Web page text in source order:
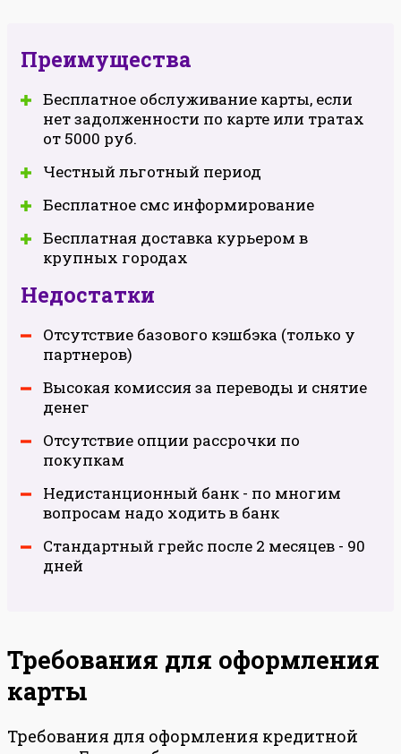
Преимущества
Бесплатное обслуживание карты, если
нет задолженности по карте или тратах
от 5000 руб.
Честный льготный период
Бесплатное смс информирование
Бесплатная доставка курьером в
крупных городах
Недостатки
Отсутствие базового кэшбэка (только у
партнеров)
Высокая комиссия за переводы и снятие
денег
Отсутствие опции рассрочки по
покупкам
Недистанционный банк - по многим
вопросам надо ходить в банк
Стандартный грейс после 2 месяцев - 90
дней
Требования для оформления
карты
Требования для оформления кредитной